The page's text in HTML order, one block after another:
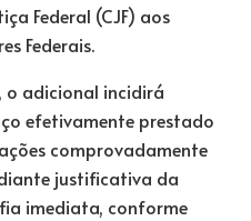
Federal (CJF) aos
Federais.
o adicional incidirá
efetivamente prestado
comprovadamente
justificativa da
imediata, conforme